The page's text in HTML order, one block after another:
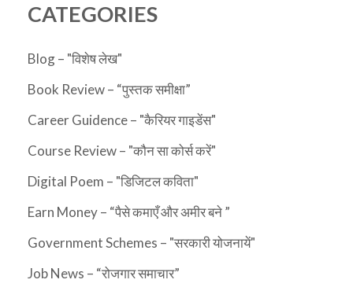
CATEGORIES
Blog – "विशेष लेख"
Book Review – “पुस्तक समीक्षा”
Career Guidence – "कैरियर गाइडेंस"
Course Review – "कौन सा कोर्स करें"
Digital Poem – "डिजिटल कविता"
Earn Money – “पैसे कमाएँ और अमीर बने ”
Government Schemes – "सरकारी योजनायें"
Job News – “रोजगार समाचार”